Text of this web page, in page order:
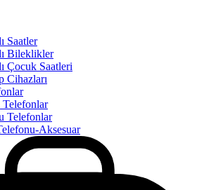
Saatler
Bileklikler
Çocuk Saatleri
Cihazları
Telefonlar
Telefonlar
Aksesuar